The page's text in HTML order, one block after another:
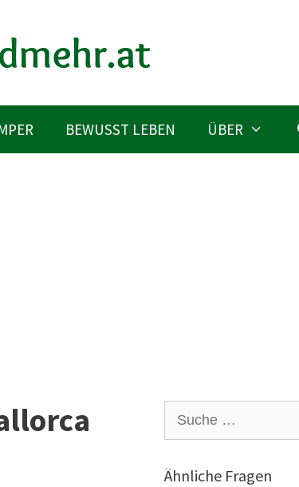
BEWUSST LEBEN ÜBER
nach:
Ähnliche Fragen